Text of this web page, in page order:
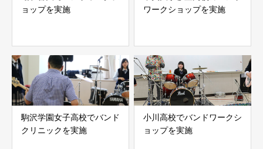
ョップを実施
ワークショップを実施
駒沢学園女子高校でバンド
クリニックを実施
小川高校でバンドワークシ
ョップを実施